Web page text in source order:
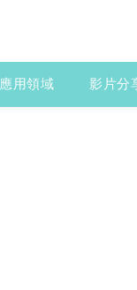
應用領域 影片分